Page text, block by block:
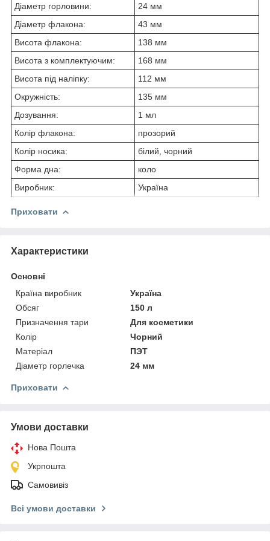
Діаметр горловини:
24 мм
Діаметр флакона:
43 мм
Висота флакона:
138 мм
Висота з комплектуючим:
168 мм
Висота під наліпку:
112 мм
Окружність:
135 мм
Дозування:
1 мл
Колір флакона:
прозорий
Колір носика:
білий, чорний
Форма дна:
коло
Виробник:
Україна
Приховати
Характеристики
Основні
Країна виробник
Україна
Обсяг
150 л
Призначення тари
Для косметики
Колір
Чорний
Матеріал
ПЭТ
Діаметр горлечка
24 мм
Приховати
Умови доставки
Нова Пошта
Укрпошта
Самовивіз
Всі умови доставки